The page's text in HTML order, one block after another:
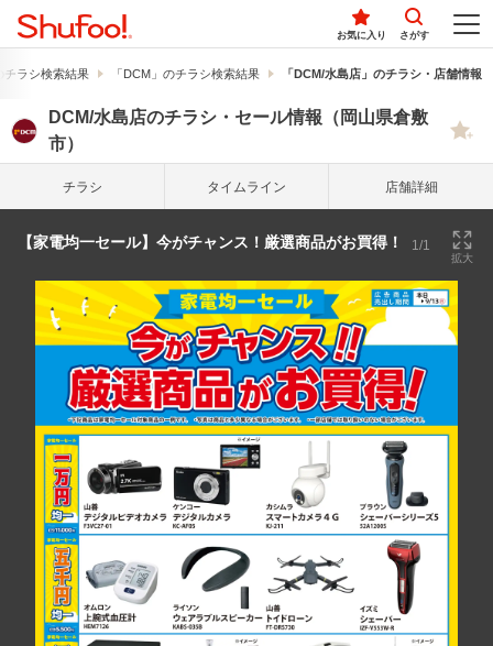
お気に入り さがす
チラシ検索結果 「DCM」のチラシ検索結果 「DCM/水島店」のチラシ・店舗情報
DCM/水島店のチラシ・セール情報（岡山県倉敷
市）
チラシ タイム ライン 店舗詳細
【家電均一セール】今がチャンス！厳選商品がお買得！ 1/1
拡大